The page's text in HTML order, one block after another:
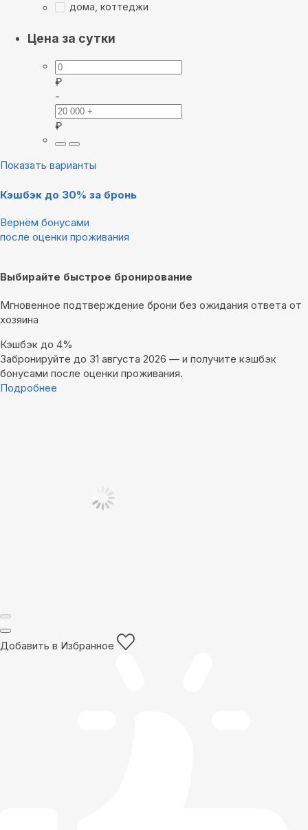
дома, коттеджи
Цена за сутки
₽
-
₽
Показать варианты
Кэшбэк до 30% за бронь
Вернём бонусами
после оценки проживания
Выбирайте быстрое бронирование
Мгновенное подтверждение брони без ожидания ответа от
хозяина
Кэшбэк до 4%
Забронируйте до 31 августа 2026 — и получите кэшбэк
бонусами после оценки проживания.
Подробнее
Добавить в Избранное